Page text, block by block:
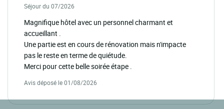
Séjour du 07/2026
Magnifique hôtel avec un personnel charmant et
accueillant .
Une partie est en cours de rénovation mais n'impacte
pas le reste en terme de quiétude.
Merci pour cette belle soirée étape .
Avis déposé le 01/08/2026